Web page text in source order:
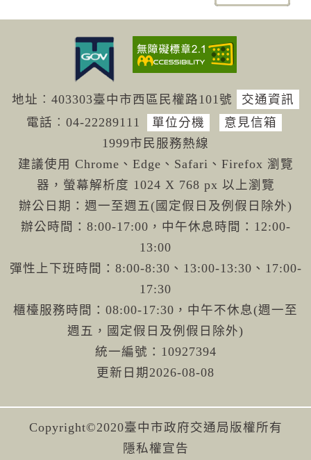
地址︰403303臺中市西區民權路101號
交通資訊
電話︰04-22289111 單位分機
意見信箱
1999市民服務熱線
建議使用 Chrome、Edge、Safari、Firefox 瀏覽
器，螢幕解析度 1024 X 768 px 以上瀏覽
辦公日期：週一至週五(國定假日及例假日除外)
辦公時間：8:00-17:00，中午休息時間：12:00-
13:00
彈性上下班時間：8:00-8:30、13:00-13:30、17:00-
17:30
櫃檯服務時間：08:00-17:30，中午不休息(週一至
週五，國定假日及例假日除外)
統一編號：10927394
更新日期 2026-08-08
Copyright©2020臺中市政府交通局版權所有
隱私權宣告